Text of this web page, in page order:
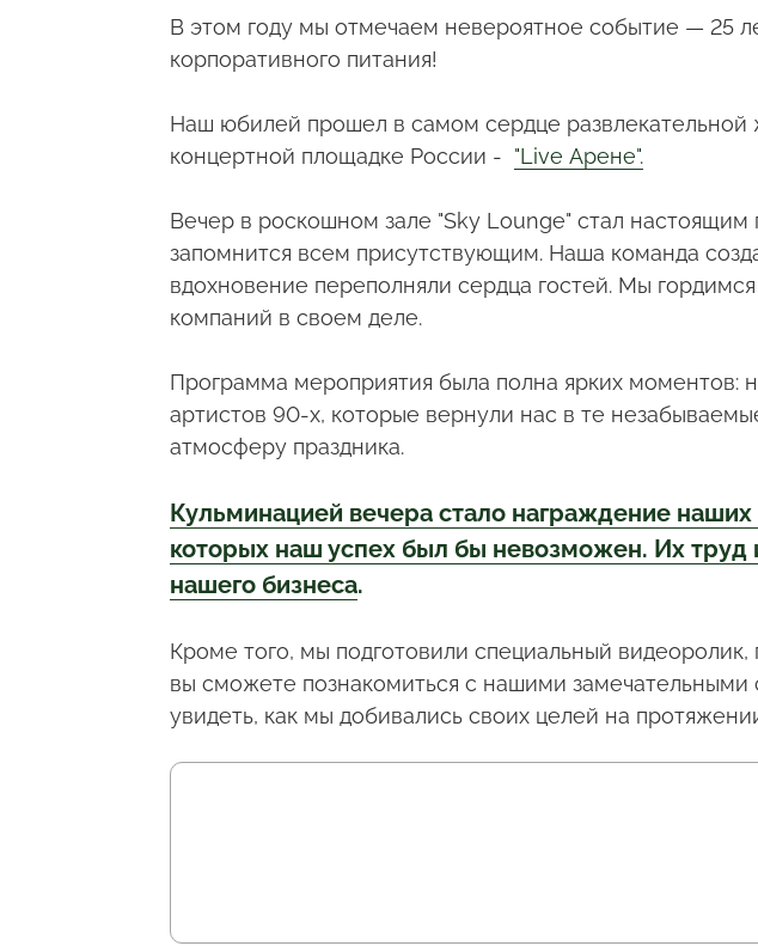
В этом году мы отмечаем невероятное событие — 25
корпоративного питания!
Наш юбилей прошел в самом сердце
концертной площадке России - "Live Арене".
Вечер в роскошном зале "Sky Lounge" стал настоящим
запомнится всем присутствующим. Наша команда
вдохновение переполняли сердца гостей. Мы
компаний в своем деле.
Программа мероприятия была полна ярких моментов:
артистов 90-х, которые вернули нас в те
атмосферу праздника.
Кульминацией вечера стало награждение
которых наш успех был бы невозможен. Их труд
нашего бизнеса.
Кроме того, мы подготовили специальный
вы сможете познакомиться с нашими замечательными
увидеть, как мы добивались своих целей на